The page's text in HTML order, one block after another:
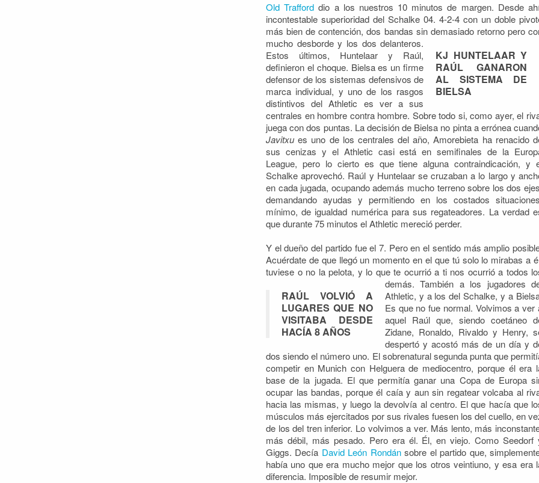
Old Trafford dio a los nuestros 10 minutos de margen. Desde
incontestable superioridad del Schalke 04. 4-2-4 con un doble
más bien de contención, dos bandas sin demasiado retorno pero
mucho desborde y los dos
KJ HUNTELAAR Y
RAÚL GANARON
AL SISTEMA DE
BIELSA
delanteros.
Estos últimos, Huntelaar y Raúl,
definieron el choque. Bielsa es un firme
defensor de los sistemas defensivos de
marca individual, y uno de los rasgos
distintivos del Athletic es ver a sus
centrales en hombre contra hombre. Sobre todo si, como ayer, el
juega con dos puntas. La decisión de Bielsa no pinta a errónea
Javitxu es uno de los centrales del año, Amorebieta ha renacido
sus cenizas y el Athletic casi está en semifinales de la
League, pero lo cierto es que tiene alguna contraindicación, y
Schalke aprovechó. Raúl y Huntelaar se cruzaban a lo largo y
en cada jugada, ocupando además mucho terreno sobre los dos
demandando ayudas y permitiendo en los costados
mínimo, de igualdad numérica para sus regateadores. La verdad
que durante 75 minutos el Athletic mereció perder.
Y el dueño del partido fue el 7. Pero en el sentido más amplio
Acuérdate de que llegó un momento en el que tú solo lo mirabas a
tuviese o no la pelota, y lo que te ocurrió a ti nos ocurrió a todos
RAÚL VOLVIÓ A
LUGARES QUE NO
VISITABA DESDE
HACÍA 8 AÑOS
demás. También a los jugadores
Athletic, y a los del Schalke, y a
Es que no fue normal. Volvimos a ver
aquel Raúl que, siendo coetáneo
Zidane, Ronaldo, Rivaldo y Henry,
despertó y acostó más de un día y
dos siendo el número uno. El sobrenatural segunda punta que
competir en Munich con Helguera de mediocentro, porque él era
base de la jugada. El que permitía ganar una Copa de Europa
ocupar las bandas, porque él caía y aun sin regatear volcaba al
hacia las mismas, y luego la devolvía al centro. El que hacía que
músculos más ejercitados por sus rivales fuesen los del cuello, en
de los del tren inferior. Lo volvimos a ver. Más lento, más
más débil, más pesado. Pero era él. Él, en viejo. Como Seedorf
Giggs. Decía David León Rondánsobre el partido que,
había uno que era mucho mejor que los otros veintiuno, y esa era
diferencia. Imposible de resumir mejor.